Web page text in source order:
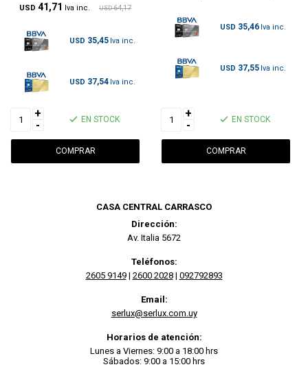
USD 41,71 USD 64,17
USD 35,45
USD 37,54
+
-
EN STOCK
USD 35,46
USD 37,55
+
-
EN STOCK
CASA CENTRAL CARRASCO
Dirección:
Av. Italia 5672
Teléfonos:
2605 9149| 2600 2028| 092792893
Email:
serlux@serlux.com.uy
Horarios de atención:
Lunes a Viernes: 9:00 a 18:00 hrs
Sábados: 9:00 a 15:00 hrs